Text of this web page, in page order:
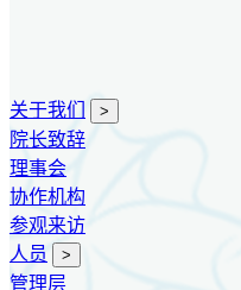
关于我们 >
院长致辞
理事会
协作机构
参观来访
人员
>
管理层